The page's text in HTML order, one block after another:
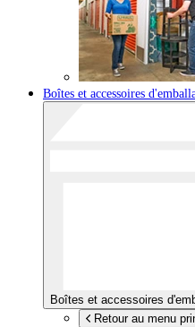
Boîtes et accessoires
Boîtes et accessoires
Retour au menu